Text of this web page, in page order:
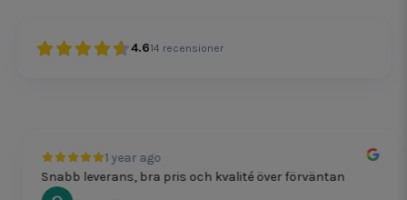
4.614 recensioner
1 year ago
Snabb leverans, bra pris och kvalité över förväntan